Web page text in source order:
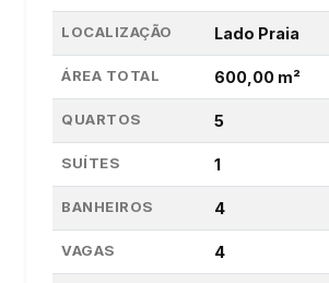
LOCALIZAÇÃO Lado Praia
ÁREA TOTAL 600,00 m²
QUARTOS 5
SUÍTES 1
BANHEIROS 4
VAGAS 4